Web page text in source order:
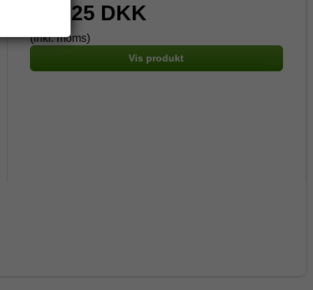
341,25 DKK
(inkl. moms)
Vis produkt